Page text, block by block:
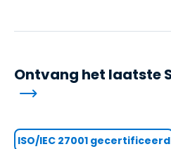
Ontvang het laatste
ISO/IEC 27001 gecertificeerd